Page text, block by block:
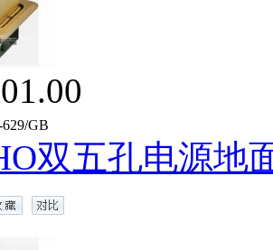
GB
双五孔电源地